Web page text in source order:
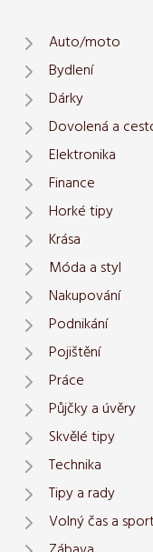
Auto/moto
Bydlení
Dárky
Dovolená a
Elektronika
Finance
Horké tipy
Krása
Móda a styl
Nakupování
Podnikání
Pojištění
Práce
Půjčky a úvěry
Skvělé tipy
Technika
Tipy a rady
Volný čas a